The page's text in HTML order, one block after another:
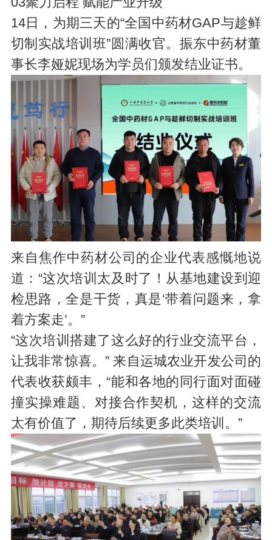
14日，为期三天的“全国中药材GAP与趁鲜
切制实战培训班”圆满收官。振东中药材董
事长李娅妮现场为学员们颁发结业证书。
来自焦作中药材公司的企业代表感慨地说
道：“这次培训太及时了！从基地建设到迎
检思路，全是干货，真是‘带着问题来，拿
着方案走’。”
“这次培训搭建了这么好的行业交流平台，
让我非常惊喜。” 来自运城农业开发公司的
代表收获颇丰，“能和各地的同行面对面碰
撞实操难题、对接合作契机，这样的交流
太有价值了，期待后续更多此类培训。”